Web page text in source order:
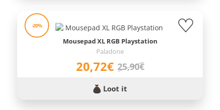
-20%
Mousepad XL RGB Playstation
Paladone
20,72€ 25,90€
Loot it